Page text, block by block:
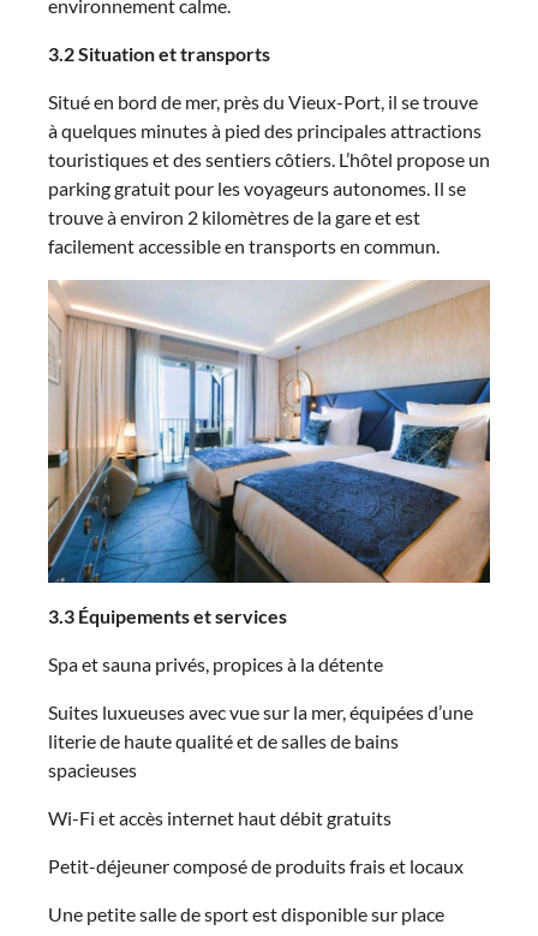
environnement calme.
3.2 Situation et transports
Situé en bord de mer, près du Vieux-Port, il se trouve
à quelques minutes à pied des principales attractions
touristiques et des sentiers côtiers. L’hôtel propose un
parking gratuit pour les voyageurs autonomes. Il se
trouve à environ 2 kilomètres de la gare et est
facilement accessible en transports en commun.
3.3 Équipements et services
Spa et sauna privés, propices à la détente
Suites luxueuses avec vue sur la mer, équipées d’une
literie de haute qualité et de salles de bains
spacieuses
Wi-Fi et accès internet haut débit gratuits
Petit-déjeuner composé de produits frais et locaux
Une petite salle de sport est disponible sur place